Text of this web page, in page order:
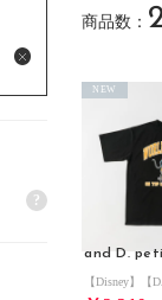
?
商品数：
and D.
NEW